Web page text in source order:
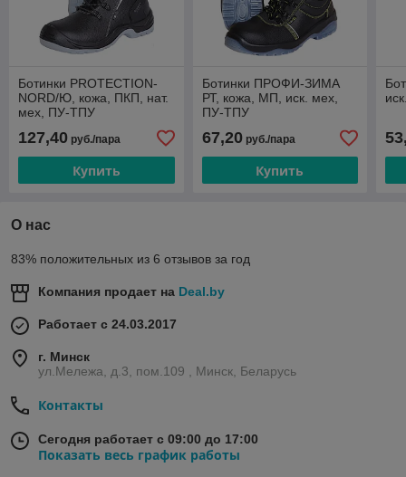
Ботинки PROTECTION-
NORD/Ю, кожа, ПКП, нат.
мех, ПУ-ТПУ
127,40 руб./пара
Купить
Ботинки ПРОФИ-ЗИМА
РТ, кожа, МП, иск. мех,
ПУ-ТПУ
67,20руб./пара
Купить
О нас
83% положительных из 6 отзывов за год
Компания продает на Deal.by
Работает с 24.03.2017
г. Минск
ул.Мележа, д.3, пом.109 , Минск, Беларусь
Контакты
Сегодня работает с 09:00 до 17:00
Показать весь график работы